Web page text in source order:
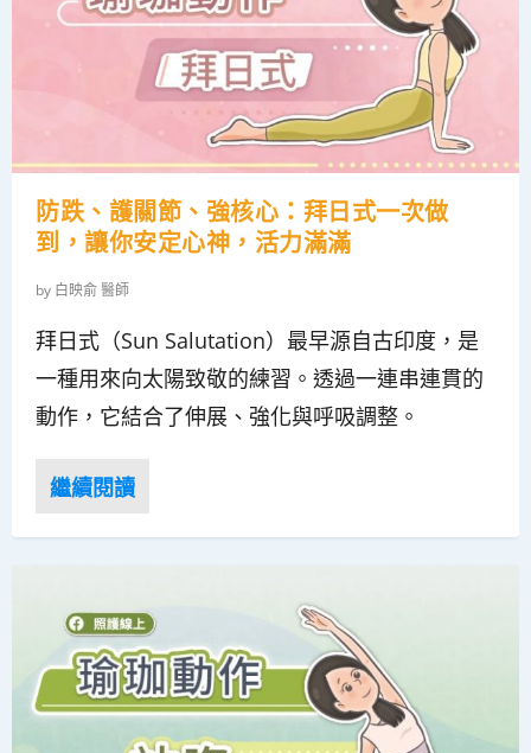
穩定防跌，對抗老化，從雙腳開始：9個簡
單站姿瑜伽動作...
每天10分鐘暖身：避免僵硬與疼痛，保護
關節，讓年齡追不上你...
痛到背都在哭：你不能不知道的急性胰臟
炎...
你吸的不是菸，是毒霧：電子菸的危機真
相，4個常見迷思一次破解...
疼痛、脹氣、經痛？傾聽身體訊號，關心
卵巢健康，卵巢囊腫全解析...
防跌、護關節、強核心：拜日式一次做
到，讓你安定心神，活力滿滿
by 白映俞 醫師
拜日式（Sun Salutation）最早源自古印度，是
一種用來向太陽致敬的練習。透過一連串連貫的
動作，它結合了伸展、強化與呼吸調整。